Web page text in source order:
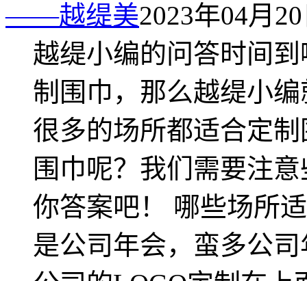
——越缇美2023年04月
越缇小编的问答时间
制围巾，那么越缇小
很多的场所都适合定
围巾呢？我们需要注
你答案吧！ 哪些场所
是公司年会，蛮多公